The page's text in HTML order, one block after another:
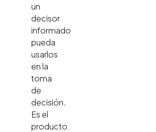
un
decisor
informado
pueda
usarlos
en la
toma
de
decisión.
Es el
producto